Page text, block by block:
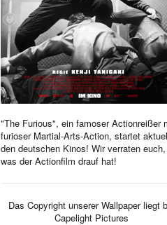
"The Furious", ein famoser Actionreißer
furioser Martial-Arts-Action, startet
den deutschen Kinos! Wir verraten euch,
was der Actionfilm drauf hat!
Das Copyright unserer Wallpaper liegt
Capelight Pictures